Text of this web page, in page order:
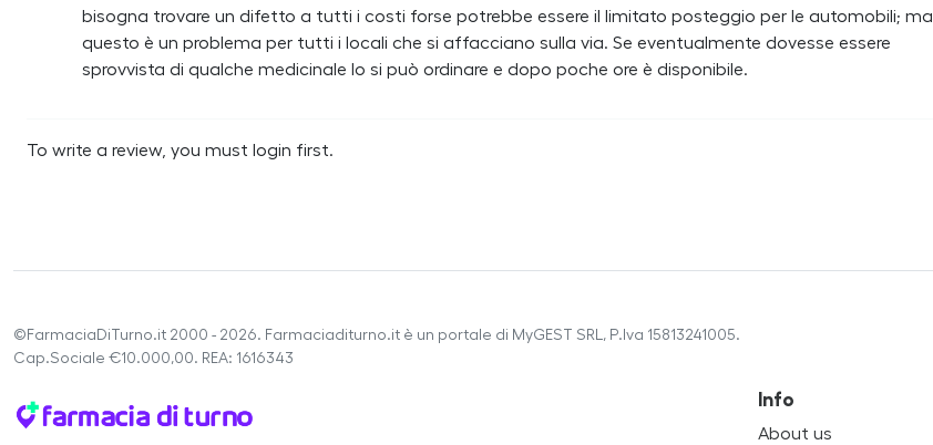
bisogna trovare un difetto a tutti i costi forse potrebbe essere il limitato posteggio per le automobili; ma
questo è un problema per tutti i locali che si affacciano sulla via. Se eventualmente dovesse essere
sprovvista di qualche medicinale lo si può ordinare e dopo poche ore è disponibile.
To write a review, you must login first.
©FarmaciaDiTurno.it 2000 - 2026. Farmaciaditurno.it è un portale di MyGEST SRL, P.Iva 15813241005.
Cap.Sociale €10.000,00. REA: 1616343
Info
About us